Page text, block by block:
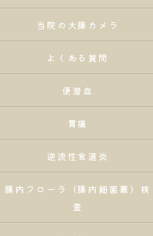
当院の大腸カメラ
よくある質問
便潜血
胃痛
逆流性食道炎
腸内フローラ（腸内細菌叢）検
査